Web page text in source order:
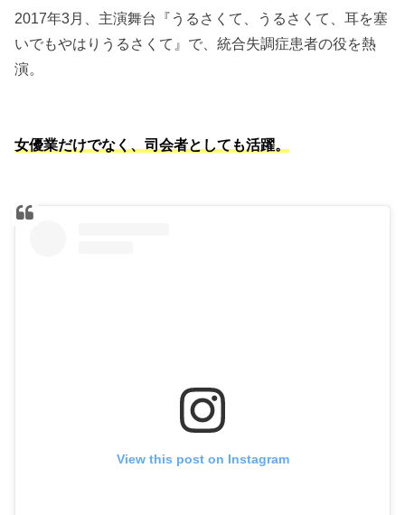
2017年3月、主演舞台『うるさくて、うるさくて、耳を塞
いでもやはりうるさくて』で、統合失調症患者の役を熱
演。
女優業だけでなく、司会者としても活躍。
View this post on Instagram